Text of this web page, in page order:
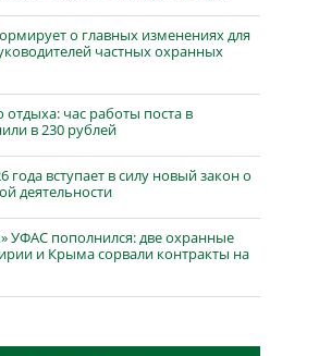
о главных изменениях для
частных охранных
отдыха: час работы поста в
в 230 рублей
года вступает в силу новый закон о
деятельности
УФАС пополнился: две охранные
и Крыма сорвали контракты на